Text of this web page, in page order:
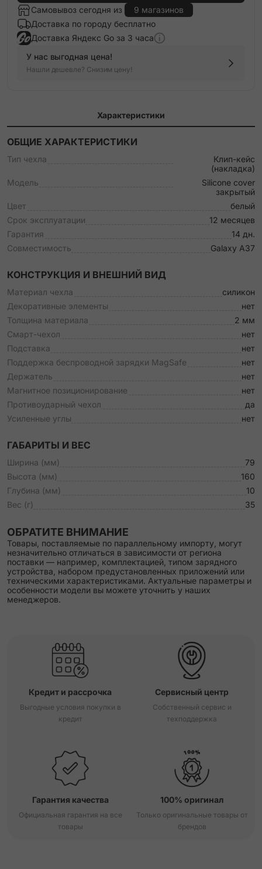
Самовывоз сегодня из
9 магазинов
Доставка по городу бесплатно
Доставка Яндекс Go за 3 часа
У нас выгодная цена!
Нашли дешевле? Снизим цену!
Характеристики
ОБЩИЕ ХАРАКТЕРИСТИКИ
Тип чехла
Клип-кейс
(накладка)
Модель
Silicone cover
закрытый
Цвет
белый
Срок эксплуатации
12 месяцев
Гарантия
14 дн.
Совместимость
Galaxy A37
КОНСТРУКЦИЯ И ВНЕШНИЙ ВИД
Материал чехла
силикон
Декоративные элементы
нет
Толщина материала
2 мм
Смарт-чехол
нет
Подставка
нет
Поддержка беспроводной зарядки MagSafe
нет
Держатель
нет
Магнитное позиционирование
нет
Противоударный чехол
да
Усиленные углы
нет
ГАБАРИТЫ И ВЕС
Ширина (мм)
79
Высота (мм)
160
Глубина (мм)
10
Вес (г)
35
ОБРАТИТЕ ВНИМАНИЕ
Товары, поставляемые по параллельному импорту, могут
незначительно отличаться в зависимости от региона
поставки — например, комплектацией, типом зарядного
устройства, набором предустановленных приложений или
техническими характеристиками. Актуальные параметры и
особенности модели вы можете уточнить у наших
менеджеров.
Кредит и рассрочка
Выгодные условия покупки в
кредит
Сервисный центр
Собственный сервис и
техподдержка
Гарантия качества
Официальная гарантия на все
товары
100% оригинал
Только оригинальные товары от
брендов